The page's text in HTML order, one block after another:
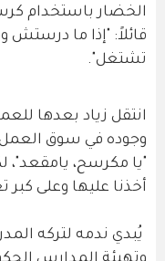
الخضار باستخدام
قائلاً: "إذا ما
تشتغل".
انتقل زياد بعدها
وجوده في سوق
"يا مكرسح، يامقعد"،
أخذنا عليها وعلى كبر
يُبدي ندمه لتركه